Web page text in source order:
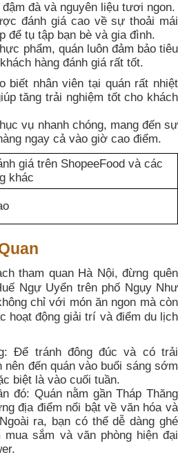
đà và nguyên liệu tươi ngon.
đánh giá cao về sự thoải mái
để tụ tập bạn bè và gia đình.
phẩm, quán luôn đảm bảo tiêu
hàng đánh giá rất tốt.
biết nhân viên tại quán rất nhiệt
tăng trải nghiệm tốt cho khách
vụ nhanh chóng, mang đến sự
ngay cả vào giờ cao điểm.
giá trên ShopeeFood và các
khác
tham quan Hà Nội, đừng quên
Ngự Uyển trên phố Ngụy Như
chỉ với món ăn ngon mà còn
hoạt động giải trí và điểm du lịch
Để tránh đông đúc và có trải
nên đến quán vào buổi sáng sớm
biệt là vào cuối tuần.
đó: Quán nằm gần Tháp Thăng
địa điểm nổi bật về văn hóa và
ra, bạn có thể dễ dàng ghé
sắm và văn phòng hiện đại